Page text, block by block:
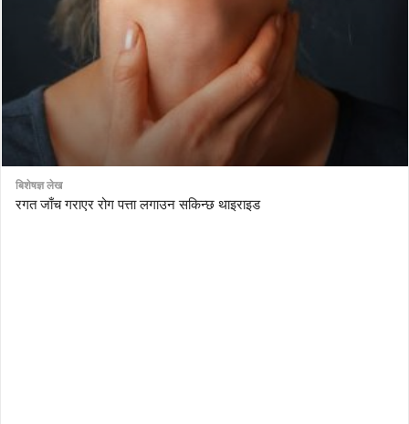
बिशेषज्ञ लेख
रगत जाँच गराएर रोग पत्ता लगाउन सकिन्छ थाइराइड